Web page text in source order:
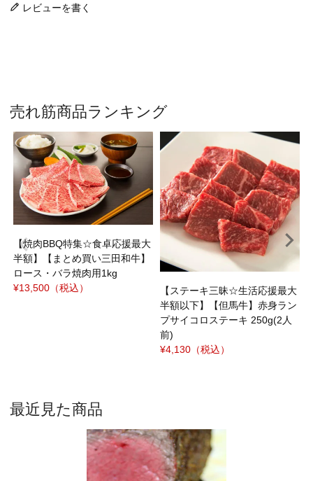
レビューを書く
売れ筋商品ランキング
【焼肉BBQ特集☆食卓応援最大
半額】【まとめ買い三田和牛】
ロース・バラ焼肉用1kg
¥13,500 （税込）
【ステーキ三昧☆生活応援最大
半額以下】【但馬牛】赤身ラン
プサイコロステーキ 250g(2人
前)
¥4,130 （税込）
最近見た商品